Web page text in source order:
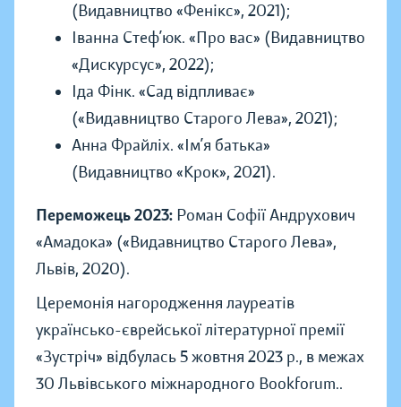
(Видавництво «Фенікс», 2021);
Іванна Стеф’юк. «Про вас» (Видавництво
«Дискурсус», 2022);
Іда Фінк. «Сад відпливає»
(«Видавництво Старого Лева», 2021);
Анна Фрайліх. «Ім’я батька»
(Видавництво «Крок», 2021).
Переможець 2023: Роман Софії Андрухович
«Амадока» («Видавництво Старого Лева»,
Львів, 2020).
Церемонія нагородження лауреатів
українсько-єврейської літературної премії
«Зустріч» відбулась 5 жовтня 2023 р., в межах
30 Львівського міжнародного Bookforum..